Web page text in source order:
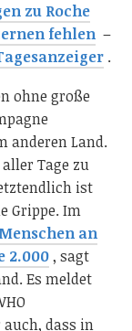
zu Roche
fehlen –
.
ohne große
anderen Land.
Tage zu
ist
Grippe. Im
an
2.000 , sagt
Es meldet
dass in